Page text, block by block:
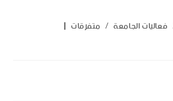
فعاليات الجامعة / متفرقات